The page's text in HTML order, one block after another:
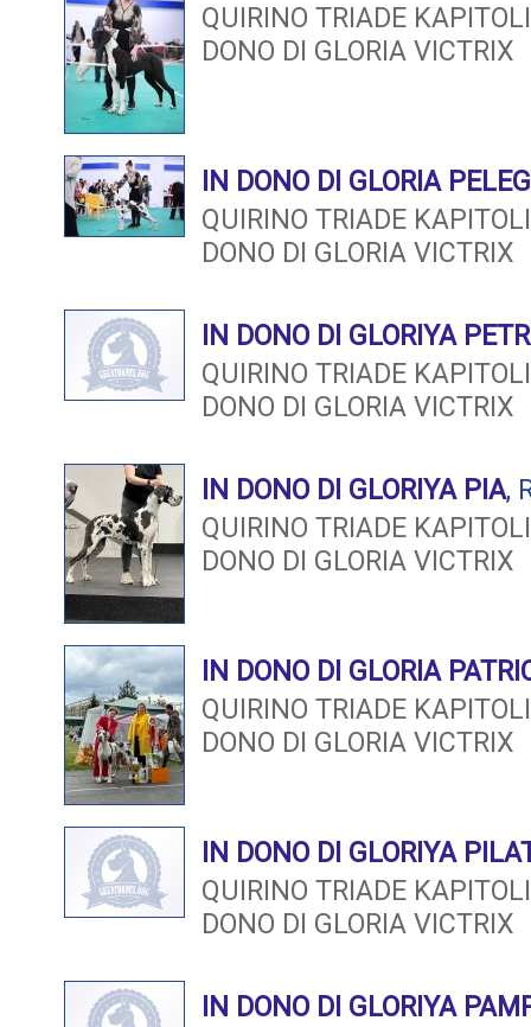
QUIRINO TRIADE
DONO DI GLORIA VICTRIX
IN DONO DI GLORIA
QUIRINO TRIADE
DONO DI GLORIA VICTRIX
IN DONO DI GLORIYA
QUIRINO TRIADE
DONO DI GLORIA VICTRIX
IN DONO DI GLORIYA PIA,
QUIRINO TRIADE
DONO DI GLORIA VICTRIX
IN DONO DI GLORIA
QUIRINO TRIADE
DONO DI GLORIA VICTRIX
IN DONO DI GLORIYA
QUIRINO TRIADE
DONO DI GLORIA VICTRIX
IN DONO DI GLORIYA